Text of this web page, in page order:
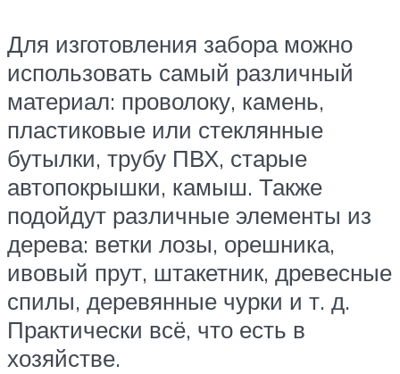
Для изготовления забора можно
использовать самый различный
материал: проволоку, камень,
пластиковые или стеклянные
бутылки, трубу ПВХ, старые
автопокрышки, камыш. Также
подойдут различные элементы из
дерева: ветки лозы, орешника,
ивовый прут, штакетник, древесные
спилы, деревянные чурки и т. д.
Практически всё, что есть в
хозяйстве.